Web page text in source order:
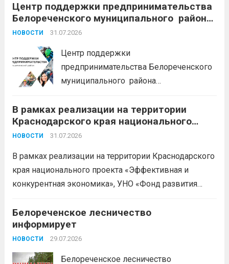
5 млн. рублей Срок от 7 мес. до 36 мес. Процентная
ставка 0,1- 8,15 % годовых Возможно установление
льготного периода...
Центр поддержки предпринимательства
Белореченского муниципального района
Краснодарского края приглашает на
НОВОСТИ 31.07.2026
Центр поддержки
предпринимательства Белореченского
муниципального района
БЕСПЛАТНЫЕ КОНСУЛЬТАЦИИ
Бухгалтерский учет и заполнение
деклараций; Трудовое
планирование и правовое обеспечение;
Микрозаймы для предпринимателей по
низким ставкам; Единый налоговый
+79892903917 Часы работы: 08:00-17:00
Ждем Вас...
В рамках реализации на территории
Краснодарского края национального
проекта «Эффективная и конкурентная
НОВОСТИ 31.07.2026
В рамках реализации на территории Краснодарского
края национального проекта «Эффективная и
конкурентная экономика», УНО «Фонд развития
доступных мерах поддержки субъектов малого и
среднего предпринимательства и граждан,
желающих вести бизнес.
Белореченское лесничество
информирует
НОВОСТИ 29.07.2026
Белореченское лесничество